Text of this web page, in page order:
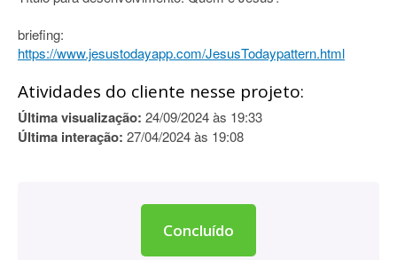
briefing:
https://www.jesustodayapp.com/JesusTodaypattern.html
Atividades do cliente nesse projeto:
Última visualização: 24/09/2024 às 19:33
Última interação: 27/04/2024 às 19:08
Concluído